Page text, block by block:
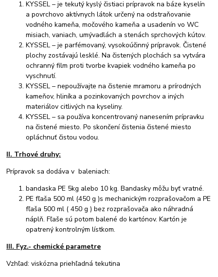
KYSSEL – je tekutý kyslý čistiaci prípravok na báze kyselín
a povrchovo aktívnych látok určený na odstraňovanie
vodného kameňa, močového kameňa a usadenín vo WC
misiach, vaniach, umývadlách a stenách sprchových kútov.
KYSSEL – je parfémovaný, vysokoúčinný prípravok. Čistené
plochy zostávajú lesklé. Na čistených plochách sa vytvára
ochranný film proti tvorbe kvapiek vodného kameňa po
vyschnutí.
KYSSEL – nepoužívajte na čistenie mramoru a prírodných
kameňov, hliníka a pozinkovaných povrchov a iných
materiálov citlivých na kyseliny.
KYSSEL – sa používa koncentrovaný nanesením prípravku
na čistené miesto. Po skončení čistenia čistené miesto
opláchnuť čistou vodou.
II. Trhové druhy:
Prípravok sa dodáva v baleniach:
bandaska PE 5kg alebo 10 kg. Bandasky môžu byť vratné.
PE fľaša 500 ml (450 g )s mechanickým rozprašovačom a PE
fľaša 500 ml ( 450 g ) bez rozprašovača ako náhradná
náplň. Fľaše sú potom balené do kartónov. Kartón je
opatrený kontrolným lístkom.
III. Fyz.- chemické parametre
Vzhľad: viskózna priehľadná tekutina